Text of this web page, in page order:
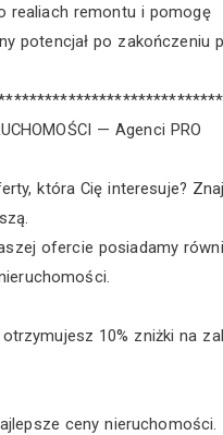
realiach remontu i pomogę
potencjał po zakończeniu
— Agenci PRO
która Cię interesuje?
ofercie posiadamy
10% zniżki na
ceny nieruchomości.